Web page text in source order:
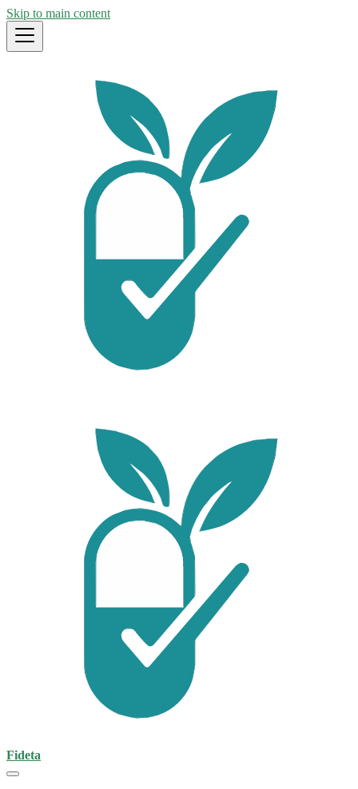
Skip to main content
Fideta